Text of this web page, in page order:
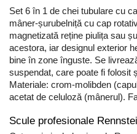
Clesti pentru nituri si
Nituri etansare Rapid
Nituri High performance Rapid
Nituri automotive Rapid
Piulite nit Rapid
Capsatoare pneumatice
Pistoale pneumatice batut
banda
Pompe aspirator fludor si
Scule
Scule de mana electricieni
Scule de mana KNIPEX
Scule multifunctionale si
Scule pentru aviatie
Scule pentru constructii navale
intretinere nave
Set 6 în 1 de chei tubulare cu
mâner-șurubelniță cu cap
magnetizată reține piulița sau
acestora, iar designul exterior
bine în zone înguste. Se
suspendat, care poate fi folosit
Materiale: crom-molibden
acetat de celuloză (mânerul).
Scule profesionale